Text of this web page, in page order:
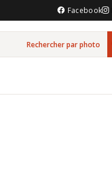
Facebook
Rechercher par photo